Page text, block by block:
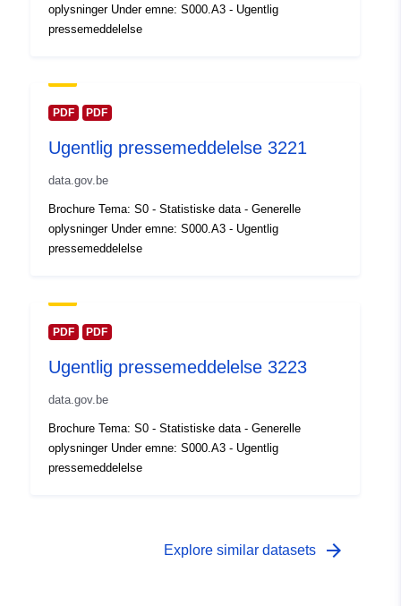
kataloger:
February 2024
Fysiske:
[ 2.54, 49.49 ], [ 2.54, 51.51 ]
Type:
Polygon
Identifikatorer:
der:
dækning:
- 31 December 2008
oplysninger Under emne: S000.A3 - Ugentlig
pressemeddelelse
PDF PDF
Ugentlig pressemeddelelse 3221
data.gov.be
Brochure Tema: S0 - Statistiske data - Generelle
oplysninger Under emne: S000.A3 - Ugentlig
pressemeddelelse
PDF PDF
Ugentlig pressemeddelelse 3223
data.gov.be
Brochure Tema: S0 - Statistiske data - Generelle
oplysninger Under emne: S000.A3 - Ugentlig
pressemeddelelse
Explore similar datasets arrow_forward